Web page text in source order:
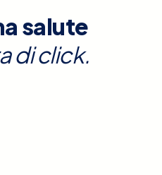
salute
di click.